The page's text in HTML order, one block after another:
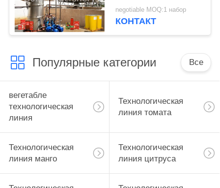
смешивания кетчуп
томата 100T/D
negotiable MOQ:1 набор
КОНТАКТ
Популярные категории Все
вегетабле
технологическая
линия
Технологическая
линия томата
Технологическая
линия манго
Технологическая
линия цитруса